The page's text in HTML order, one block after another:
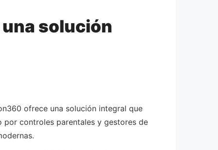
solución
ofrece una solución integral que
por controles parentales y gestores de